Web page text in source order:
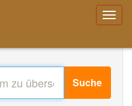
Suche